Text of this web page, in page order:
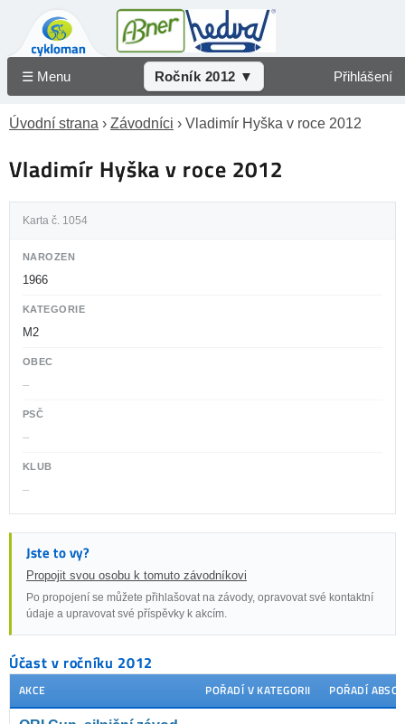
☰ Menu Ročník 2012 ▼ Přihlášení
Úvodní strana › Závodníci › Vladimír Hyška v roce 2012
Vladimír Hyška v roce 2012
Karta č. 1054
NAROZEN
1966
KATEGORIE
M2
OBEC
–
PSČ
–
KLUB
–
Jste to vy?
Propojit svou osobu k tomuto závodníkovi
Po propojení se můžete přihlašovat na závody, opravovat své kontaktní
údaje a upravovat své příspěvky k akcím.
Účast v ročníku 2012
AKCE POŘADÍ V KATEGORII POŘADÍ